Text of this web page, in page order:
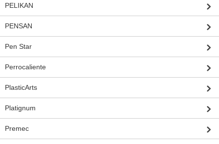
PELIKAN
PENSAN
Pen Star
Perrocaliente
PlasticArts
Platignum
Premec